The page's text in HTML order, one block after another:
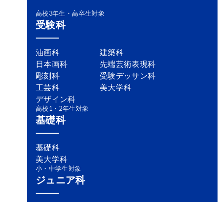
高校3年生・高卒生対象
受験科
油画科
日本画科
彫刻科
工芸科
デザイン科
建築科
先端芸術表現科
受験デッサン科
美大学科
高校1・2年生対象
基礎科
基礎科
美大学科
小・中学生対象
ジュニア科